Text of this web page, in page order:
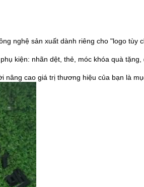
nghệ sản xuất dành riêng cho "logo tùy
kiện: nhãn dệt, thẻ, móc khóa quà
cao giá trị thương hiệu của bạn là